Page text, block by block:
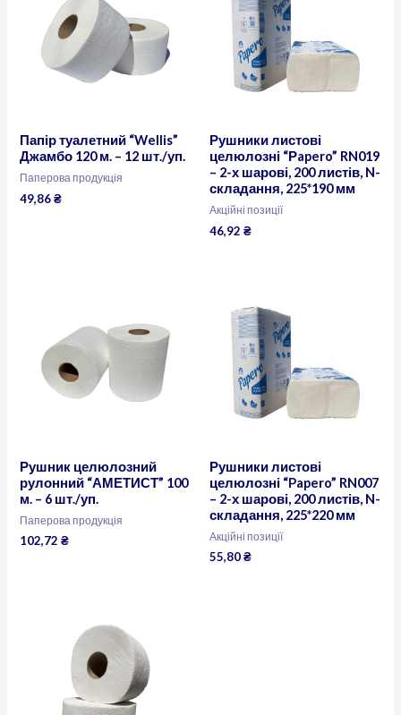
Папір туалетний “Wellis”
Джамбо 120 м. – 12 шт./уп.
Паперова продукція
49,86₴
Рушники листові
целюлозні “Рapero” RN019
– 2-х шарові, 200 листів, N-
складання, 225*190 мм
Акційні позиції
46,92 ₴
Рушник целюлозний
рулонний “АМЕТИСТ” 100
м. – 6 шт./уп.
Паперова продукція
102,72₴
Рушники листові
целюлозні “Papero” RN007
– 2-х шарові, 200 листів, N-
складання, 225*220 мм
Акційні позиції
55,80₴